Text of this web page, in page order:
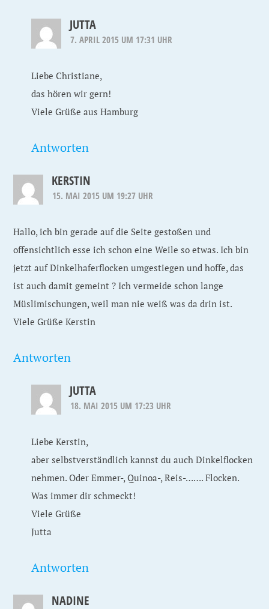
JUTTA
7. APRIL 2015 UM 17:31 UHR
Liebe Christiane,
das hören wir gern!
Viele Grüße aus Hamburg
Antworten
KERSTIN
15. MAI 2015 UM 19:27 UHR
Hallo, ich bin gerade auf die Seite gestoßen und
offensichtlich esse ich schon eine Weile so etwas. Ich bin
jetzt auf Dinkelhaferflocken umgestiegen und hoffe, das
ist auch damit gemeint ? Ich vermeide schon lange
Müslimischungen, weil man nie weiß was da drin ist.
Viele Grüße Kerstin
Antworten
JUTTA
18. MAI 2015 UM 17:23 UHR
Liebe Kerstin,
aber selbstverständlich kannst du auch Dinkelflocken
nehmen. Oder Emmer-, Quinoa-, Reis-……. Flocken.
Was immer dir schmeckt!
Viele Grüße
Jutta
Antworten
NADINE